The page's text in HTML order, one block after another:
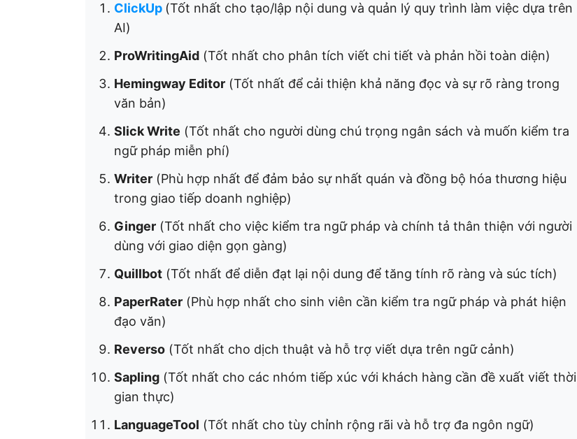
ClickUp (Tốt nhất cho tạo/lập nội dung và quản lý quy trình làm việc dựa trên
AI)
ProWritingAid (Tốt nhất cho phân tích viết chi tiết và phản hồi toàn diện)
Hemingway Editor (Tốt nhất để cải thiện khả năng đọc và sự rõ ràng trong
văn bản)
Slick Write (Tốt nhất cho người dùng chú trọng ngân sách và muốn kiểm tra
ngữ pháp miễn phí)
Writer (Phù hợp nhất để đảm bảo sự nhất quán và đồng bộ hóa thương hiệu
trong giao tiếp doanh nghiệp)
Ginger (Tốt nhất cho việc kiểm tra ngữ pháp và chính tả thân thiện với người
dùng với giao diện gọn gàng)
Quillbot (Tốt nhất để diễn đạt lại nội dung để tăng tính rõ ràng và súc tích)
PaperRater (Phù hợp nhất cho sinh viên cần kiểm tra ngữ pháp và phát hiện
đạo văn)
Reverso (Tốt nhất cho dịch thuật và hỗ trợ viết dựa trên ngữ cảnh)
Sapling (Tốt nhất cho các nhóm tiếp xúc với khách hàng cần đề xuất viết thời
gian thực)
LanguageTool (Tốt nhất cho tùy chỉnh rộng rãi và hỗ trợ đa ngôn ngữ)